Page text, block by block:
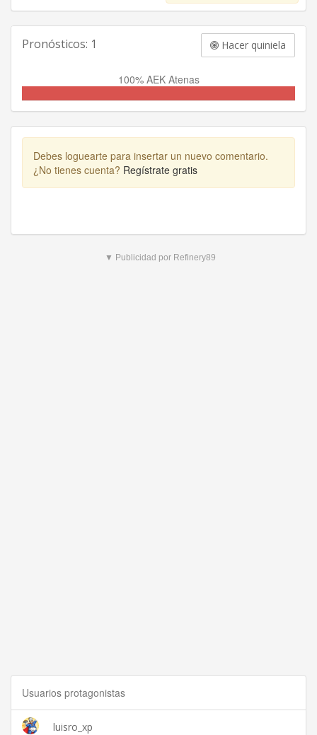
Pronósticos: 1 Hacer quiniela
100% AEK Atenas
Debes loguearte para insertar un nuevo comentario.
¿No tienes cuenta? Regístrate gratis
▼ Publicidad por Refinery89
Usuarios protagonistas
luisro_xp